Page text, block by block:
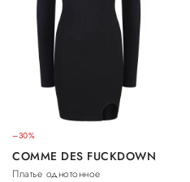
–30%
COMME DES FUCKDOWN
Платье однотонное